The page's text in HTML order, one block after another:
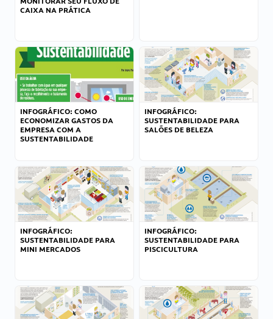
CAIXA NA PRÁTICA
INFOGRÁFICO: COMO
ECONOMIZAR GASTOS DA
EMPRESA COM A
SUSTENTABILIDADE
INFOGRÁFICO:
SUSTENTABILIDADE PARA
SALÕES DE BELEZA
INFOGRÁFICO:
SUSTENTABILIDADE PARA
MINI MERCADOS
INFOGRÁFICO:
SUSTENTABILIDADE PARA
PISCICULTURA